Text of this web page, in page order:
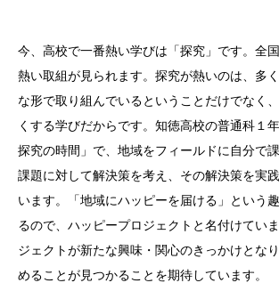
今、高校で一番熱い学びは「探究」です。全
熱い取組が見られます。探究が熱いのは、多
な形で取り組んでいるということだけでなく
くする学びだからです。知徳高校の普通科１
探究の時間」で、地域をフィールドに自分で
課題に対して解決策を考え、その解決策を実
います。「地域にハッピーを届ける」という
るので、ハッピープロジェクトと名付けてい
ジェクトが新たな興味・関心のきっかけとな
めることが見つかることを期待しています。